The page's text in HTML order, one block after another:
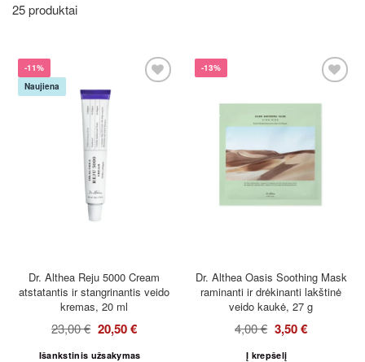
25 produktai
-11%
Naujiena
Dr. Althea Reju 5000 Cream
atstatantis ir stangrinantis veido
kremas, 20 ml
23,00€ 20,50€
Išankstinis užsakymas
-13%
Dr. Althea Oasis Soothing Mask
raminanti ir drėkinanti lakštinė
veido kaukė, 27 g
4,00€ 3,50€
Į krepšelį